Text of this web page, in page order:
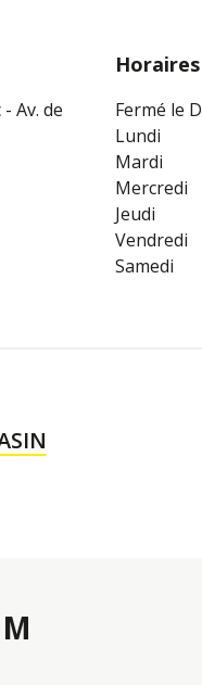
Av. de
Fermé le
Lundi
Mardi
Mercredi
Jeudi
Vendredi
Samedi